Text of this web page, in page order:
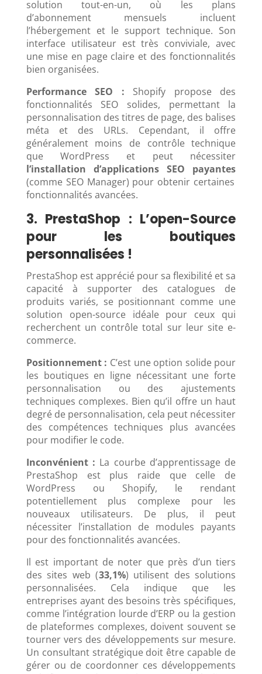
solution tout-en-un, où les plans
d’abonnement mensuels incluent
l’hébergement et le support technique. Son
interface utilisateur est très conviviale, avec
une mise en page claire et des fonctionnalités
bien organisées.
Performance SEO : Shopify propose des
fonctionnalités SEO solides, permettant la
personnalisation des titres de page, des balises
méta et des URLs. Cependant, il offre
généralement moins de contrôle technique
que WordPress et peut nécessiter
l’installation d’applications SEO payantes
(comme SEO Manager) pour obtenir certaines
fonctionnalités avancées.
3. PrestaShop : L’open-Source
pour les boutiques
personnalisées !
PrestaShop est apprécié pour sa flexibilité et sa
capacité à supporter des catalogues de
produits variés, se positionnant comme une
solution open-source idéale pour ceux qui
recherchent un contrôle total sur leur site e-
commerce.
Positionnement : C’est une option solide pour
les boutiques en ligne nécessitant une forte
personnalisation ou des ajustements
techniques complexes. Bien qu’il offre un haut
degré de personnalisation, cela peut nécessiter
des compétences techniques plus avancées
pour modifier le code.
Inconvénient : La courbe d’apprentissage de
PrestaShop est plus raide que celle de
WordPress ou Shopify, le rendant
potentiellement plus complexe pour les
nouveaux utilisateurs. De plus, il peut
nécessiter l’installation de modules payants
pour des fonctionnalités avancées.
Il est important de noter que près d’un tiers
des sites web (33,1%) utilisent des solutions
personnalisées. Cela indique que les
entreprises ayant des besoins très spécifiques,
comme l’intégration lourde d’ERP ou la gestion
de plateformes complexes, doivent souvent se
tourner vers des développements sur mesure.
Un consultant stratégique doit être capable de
gérer ou de coordonner ces développements